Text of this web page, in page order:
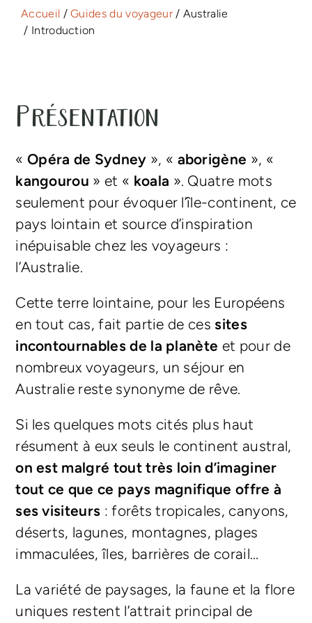
Accueil /Guides du voyageur/ Australie
/ Introduction
Présentation
« Opéra de Sydney », « aborigène », «
kangourou » et « koala ». Quatre mots
seulement pour évoquer l’île-continent, ce
pays lointain et source d’inspiration
inépuisable chez les voyageurs :
l’Australie.
Cette terre lointaine, pour les Européens
en tout cas, fait partie de ces sites
incontournables de la planète et pour de
nombreux voyageurs, un séjour en
Australie reste synonyme de rêve.
Si les quelques mots cités plus haut
résument à eux seuls le continent austral,
on est malgré tout très loin d’imaginer
tout ce que ce pays magnifique offre à
ses visiteurs : forêts tropicales, canyons,
déserts, lagunes, montagnes, plages
immaculées, îles, barrières de corail…
La variété de paysages, la faune et la flore
uniques restent l’attrait principal de